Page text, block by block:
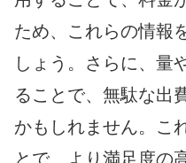
ため、これらの情報
しょう。さらに、量
ることで、無駄な出
かもしれません。こ
とで、より満足度の